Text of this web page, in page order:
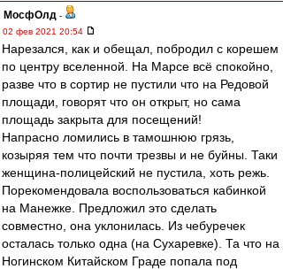
МосфОлд -
02 фев 2021 20:54
Нарезался, как и обещал, побродил с корешем
по центру вселенной. На Марсе всё спокойно,
разве что в сортир не пустили что на Редовой
площади, говорят что он открыт, но сама
площадь закрыта для посещений!
Напрасно ломились в тамошнюю грязь,
козыряя тем что почти трезвы и не буйны. Таки
женщина-полицейский не пустила, хоть режь.
Порекомендовала воспользоваться кабинкой
на Манежке. Предложил это сделать
совместно, она уклонилась. Из чебуречек
осталась только одна (на Сухаревке). Та что на
Ногинском Китайском Граде попала под